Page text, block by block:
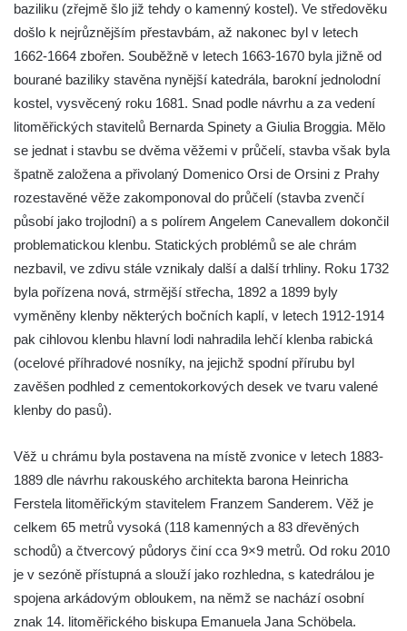
Kaple Nanebevstoupení Panny Marie ve
Svitavě
Výklenková kaple Piety ve Svojkově
Kostel Nejsvětější Trojice ve Velenicích
Kostel svatého Vavřince v Okounově
Kostel svatých Petra a Pavla v Semilech
Kostel Nanebevzetí Panny Marie (St. Mariä
Himmelfahrt) v Schirgiswalde
Kaple Olivetské hory pod věží kostela
svatého Michaela Archanděla v Bochově
Mildeova kaple pod Ortelem
Kostel Zvěstování Panny Marie v Duchcově
Výklenková kaple v Teplické ulici u stadionu
v Duchcově
Kostel svatých Petra a Pavla v Jeníkově
Kaple svaté Anny v Jeníkově
Kaple Panny Marie v Lahošti
Kaple svatého Jana Nepomuckého v
Lahošti
baziliku (zřejmě šlo již tehdy o kamenný kostel). Ve středověku
došlo k nejrůznějším přestavbám, až nakonec byl v letech
1662-1664 zbořen. Souběžně v letech 1663-1670 byla jižně od
bourané baziliky stavěna nynější katedrála, barokní jednolodní
kostel, vysvěcený roku 1681. Snad podle návrhu a za vedení
litoměřických stavitelů Bernarda Spinety a Giulia Broggia. Mělo
se jednat i stavbu se dvěma věžemi v průčelí, stavba však byla
špatně založena a přivolaný Domenico Orsi de Orsini z Prahy
rozestavěné věže zakomponoval do průčelí (stavba zvenčí
působí jako trojlodní) a s polírem Angelem Canevallem dokončil
problematickou klenbu. Statických problémů se ale chrám
nezbavil, ve zdivu stále vznikaly další a další trhliny. Roku 1732
byla pořízena nová, strmější střecha, 1892 a 1899 byly
vyměněny klenby některých bočních kaplí, v letech 1912-1914
pak cihlovou klenbu hlavní lodi nahradila lehčí klenba rabická
(ocelové příhradové nosníky, na jejichž spodní přírubu byl
zavěšen podhled z cementokorkových desek ve tvaru valené
klenby do pasů).
Věž u chrámu byla postavena na místě zvonice v letech 1883-
1889 dle návrhu rakouského architekta barona Heinricha
Ferstela litoměřickým stavitelem Franzem Sanderem. Věž je
celkem 65 metrů vysoká (118 kamenných a 83 dřevěných
schodů) a čtvercový půdorys činí cca 9×9 metrů. Od roku 2010
je v sezóně přístupná a slouží jako rozhledna, s katedrálou je
spojena arkádovým obloukem, na němž se nachází osobní
znak 14. litoměřického biskupa Emanuela Jana Schöbela.